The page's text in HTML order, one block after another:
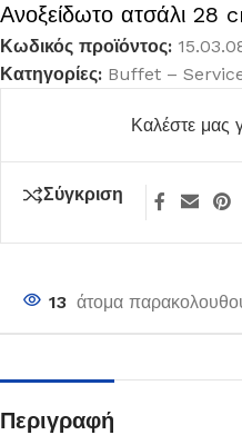
Ανοξείδωτο ατσάλι 28
Κωδικός προϊόντος:
Κατηγορίες: Buffet –
Καλέστε μας
Σύγκριση
13 άτομα
Περιγραφή